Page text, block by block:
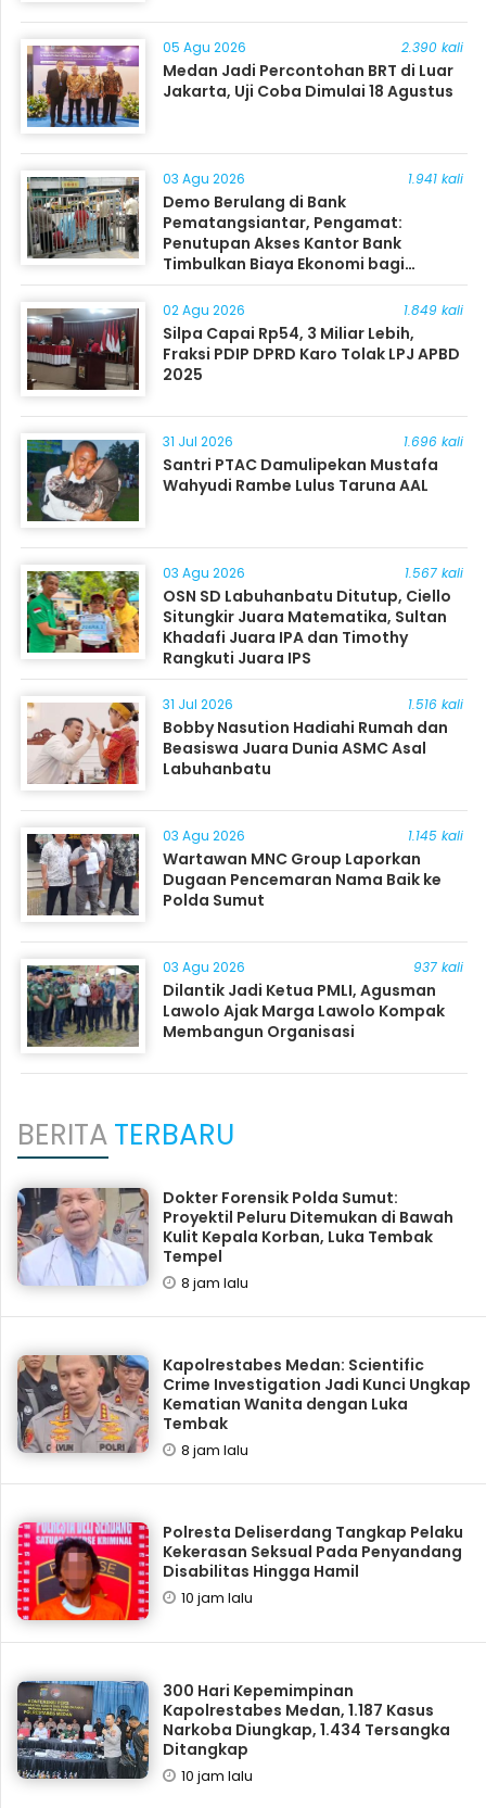
05 Agu 2026 2.390 kali
Medan Jadi Percontohan BRT di Luar
Jakarta, Uji Coba Dimulai 18 Agustus
03 Agu 2026 1.941 kali
Demo Berulang di Bank
Pematangsiantar, Pengamat:
Penutupan Akses Kantor Bank
Timbulkan Biaya Ekonomi bagi
Masyarakat
02 Agu 2026 1.849 kali
Silpa Capai Rp54, 3 Miliar Lebih,
Fraksi PDIP DPRD Karo Tolak LPJ APBD
2025
31 Jul 2026 1.696 kali
Santri PTAC Damulipekan Mustafa
Wahyudi Rambe Lulus Taruna AAL
03 Agu 2026 1.567 kali
OSN SD Labuhanbatu Ditutup, Ciello
Situngkir Juara Matematika, Sultan
Khadafi Juara IPA dan Timothy
Rangkuti Juara IPS
31 Jul 2026 1.516 kali
Bobby Nasution Hadiahi Rumah dan
Beasiswa Juara Dunia ASMC Asal
Labuhanbatu
03 Agu 2026 1.145 kali
Wartawan MNC Group Laporkan
Dugaan Pencemaran Nama Baik ke
Polda Sumut
03 Agu 2026 937 kali
Dilantik Jadi Ketua PMLI, Agusman
Lawolo Ajak Marga Lawolo Kompak
Membangun Organisasi
BERITATERBARU
Dokter Forensik Polda Sumut:
Proyektil Peluru Ditemukan di Bawah
Kulit Kepala Korban, Luka Tembak
Tempel
8 jam lalu
Kapolrestabes Medan: Scientific
Crime Investigation Jadi Kunci Ungkap
Kematian Wanita dengan Luka
Tembak
8 jam lalu
Polresta Deliserdang Tangkap Pelaku
Kekerasan Seksual Pada Penyandang
Disabilitas Hingga Hamil
10 jam lalu
300 Hari Kepemimpinan
Kapolrestabes Medan, 1.187 Kasus
Narkoba Diungkap, 1.434 Tersangka
Ditangkap
10 jam lalu